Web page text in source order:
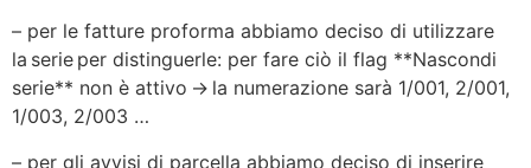
– per le fatture proforma abbiamo deciso di utilizzare
la serie per distinguerle: per fare ciò il flag **Nascondi
serie** non è attivo → la numerazione sarà 1/001, 2/001,
1/003, 2/003 …
– per gli avvisi di parcella abbiamo deciso di inserire